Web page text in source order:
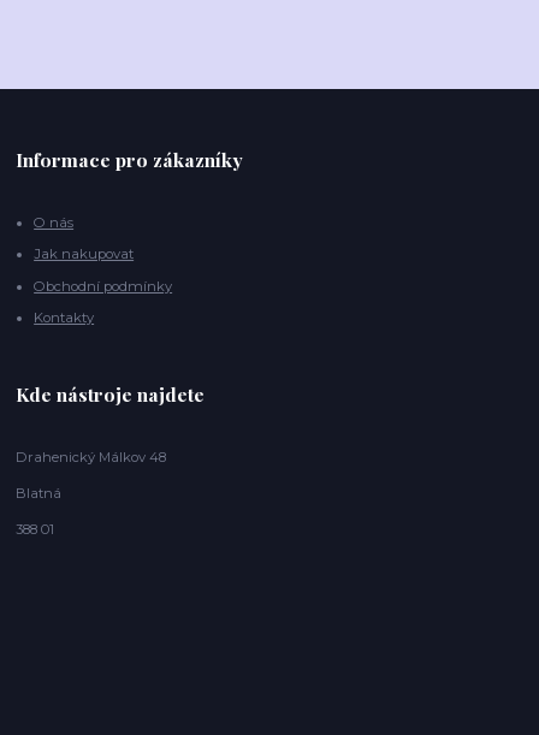
Informace pro zákazníky
O nás
Jak nakupovat
Obchodní podmínky
Kontakty
Kde nástroje najdete
Drahenický Málkov 48
Blatná
388 01